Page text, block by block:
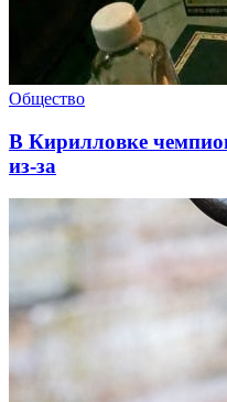
Общество
В Кирилловке
из-за